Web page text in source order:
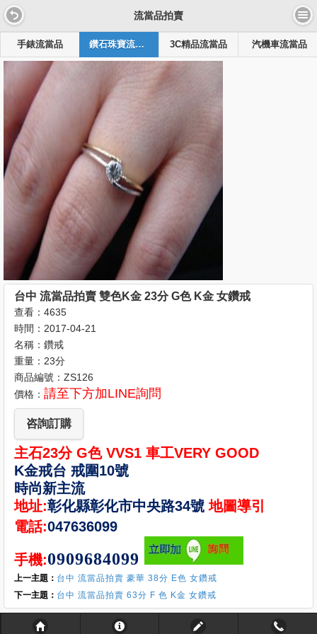
流當品拍賣
手錶流當品 鑽石珠寶流當品 3C精品流當品 汽機車流當品
台中 流當品拍賣 雙色K金 23分 G色 K金 女鑽戒
查看：4635
時間：2017-04-21
名稱：鑽戒
重量：23分
商品編號：ZS126
價格： 請至下方加LINE詢問
咨詢訂購
主石23分 G色 VVS1 車工VERY GOOD
K金戒台 戒圍10號
時尚新主流
地址:彰化縣彰化市中央路34號地圖導引
電話:047636099
手機:0909684099
上一主題： 台中 流當品拍賣 豪華 38分 E色 女鑽戒
下一主題： 台中 流當品拍賣 63分 F 色 K金 女鑽戒